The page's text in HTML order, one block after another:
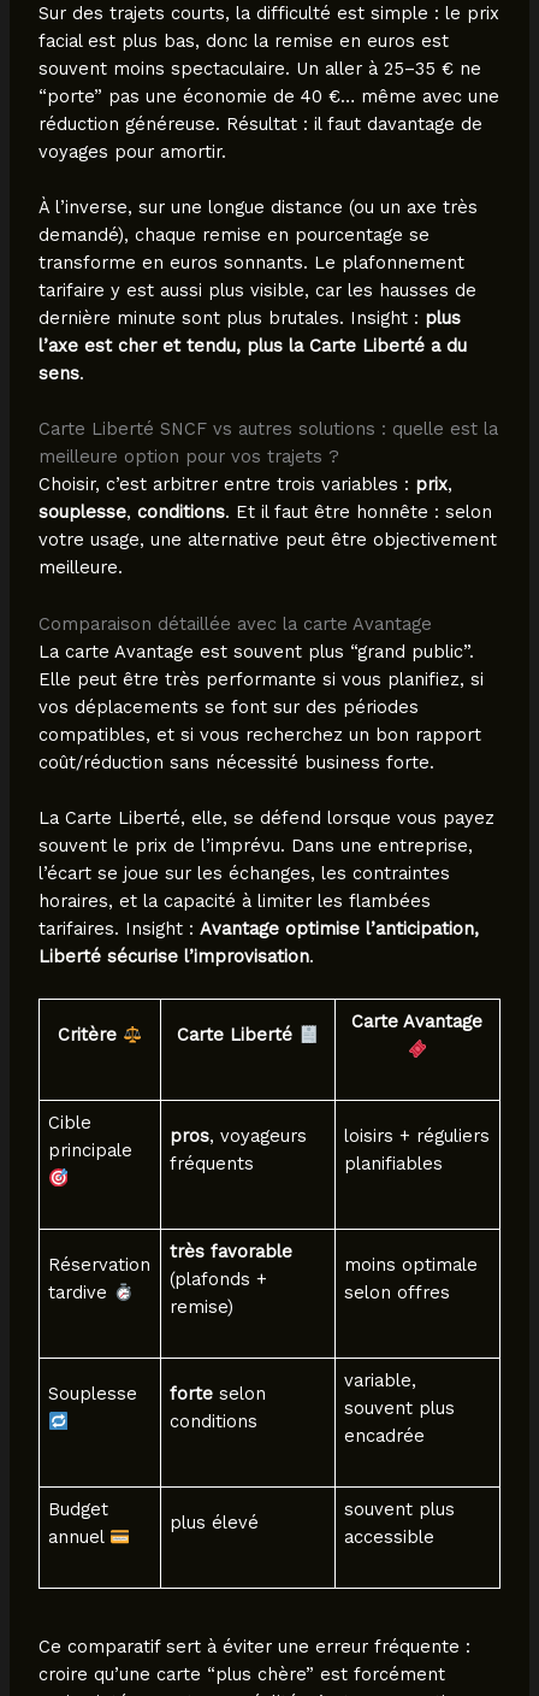
Sur des trajets courts, la difficulté est simple : le prix
facial est plus bas, donc la remise en euros est
souvent moins spectaculaire. Un aller à 25–35 € ne
“porte” pas une économie de 40 €… même avec une
réduction généreuse. Résultat : il faut davantage de
voyages pour amortir.
À l’inverse, sur une longue distance (ou un axe très
demandé), chaque remise en pourcentage se
transforme en euros sonnants. Le plafonnement
tarifaire y est aussi plus visible, car les hausses de
dernière minute sont plus brutales. Insight : plus
l’axe est cher et tendu, plus la Carte Liberté a du
sens.
Carte Liberté SNCF vs autres solutions : quelle est la
meilleure option pour vos trajets ?
Choisir, c’est arbitrer entre trois variables : prix,
souplesse, conditions. Et il faut être honnête : selon
votre usage, une alternative peut être objectivement
meilleure.
Comparaison détaillée avec la carte Avantage
La carte Avantage est souvent plus “grand public”.
Elle peut être très performante si vous planifiez, si
vos déplacements se font sur des périodes
compatibles, et si vous recherchez un bon rapport
coût/réduction sans nécessité business forte.
La Carte Liberté, elle, se défend lorsque vous payez
souvent le prix de l’imprévu. Dans une entreprise,
l’écart se joue sur les échanges, les contraintes
horaires, et la capacité à limiter les flambées
tarifaires. Insight : Avantage optimise l’anticipation,
Liberté sécurise l’improvisation.
Critère Carte Liberté
Carte Avantage
Cible
principale
pros, voyageurs
fréquents
loisirs + réguliers
planifiables
Réservation
tardive
très favorable
(plafonds +
remise)
moins optimale
selon offres
Souplesse forte selon
conditions
variable,
souvent plus
encadrée
Budget
annuel
plus élevé
souvent plus
accessible
Ce comparatif sert à éviter une erreur fréquente :
croire qu’une carte “plus chère” est forcément